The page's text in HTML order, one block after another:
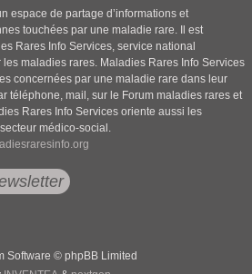
espace de partage d’informations et
touchées par une maladie rare. Il est
Rares Info Services, service national
les maladies rares. Maladies Rares Info Services
concernées par une maladie rare dans leur
téléphone, mail, sur le Forum maladies rares et
Rares Info Services oriente aussi les
médico-social.
Software © phpBB Limited